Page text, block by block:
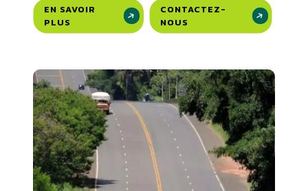
EN SAVOIR
PLUS
CONTACTEZ-
NOUS